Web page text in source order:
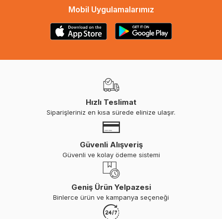
Mobil Uygulamalarımız
Hızlı Teslimat
Siparişleriniz en kısa sürede elinize ulaşır.
Güvenli Alışveriş
Güvenli ve kolay ödeme sistemi
Geniş Ürün Yelpazesi
Binlerce ürün ve kampanya seçeneği